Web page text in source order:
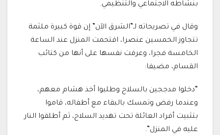
بنشاطه الاجتماعي والتنظيمي.
وقال في تصريحاته لـ”الشرق الآن” إن قوة كبيرة ملثمة
تتجاوز الخمسين عنصرا، اقتحمت المنزل عند الساعة
الخامسة فجرا، وعرفت نفسها على أنها من كتائب
القسام، مضيفا:
“دخلوا مدججين بالسلاح وطلبوا أخذ هشام معهم،
وعندما رفض وتمسك بالبقاء مع أطفاله، قاموا
بتثبيت أفراد العائلة تحت تهديد السلاح، ثم أطلقوا النار
عليه في المنزل”.